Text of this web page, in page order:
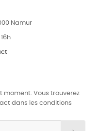
Namur
moment. Vous trouverez
dans les conditions